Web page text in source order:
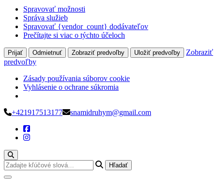
Spravovať možnosti
Správa služieb
Spravovať {vendor_count} dodávateľov
Prečítajte si viac o týchto účeloch
Prijať Odmietnuť Zobraziť predvoľby Uložiť predvoľby
Zobraziť
predvoľby
Zásady používania súborov cookie
Vyhlásenie o ochrane súkromia
Preskoč
obsah
+421917513177 snamidruhym@gmail.com
Hľadáte
niečo?